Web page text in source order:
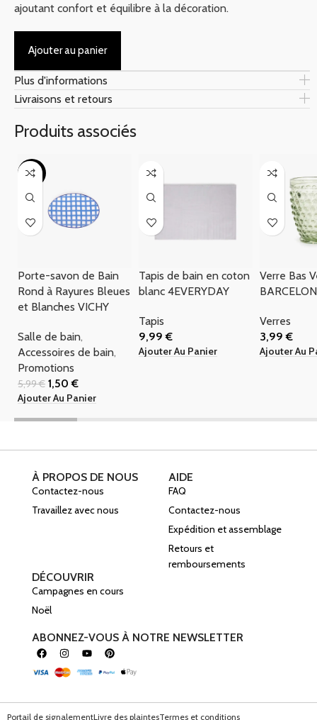
ajoutant confort et équilibre à la décoration.
Ajouter au panier
Plus d'informations
Livraisons et retours
Produits associés
-75%
Porte-savon de Bain
Rond à Rayures Bleues
et Blanches VICHY
Salle de bain,
Accessoires de bain,
Promotions
5,99€ 1,50€
Ajouter Au Panier
Tapis de bain en coton
blanc 4EVERYDAY
Tapis
9,99€
Ajouter Au Panier
Verre Bas
Verres
3,99€
Ajouter Au
À PROPOS DE NOUS
Contactez-nous
Travaillez avec nous
AIDE
FAQ
Contactez-nous
Expédition et assemblage
Retours et
remboursements
DÉCOUVRIR
Campagnes en cours
Noël
ABONNEZ-VOUS À NOTRE NEWSLETTER
Portail de signalementLivre des plaintesTermes et conditions